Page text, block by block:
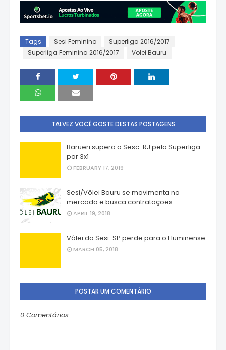
Tags Sesi Feminino
Superliga 2016/2017
Superliga Feminina 2016/2017
Volei Bauru
TALVEZ VOCÊ GOSTE DESTAS POSTAGENS
Barueri supera o Sesc-RJ pela Superliga
por 3x1
FEBRUARY 17, 2019
Sesi/Vôlei Bauru se movimenta no
mercado e busca contratações
APRIL 19, 2018
Vôlei do Sesi-SP perde para o Fluminense
MARCH 05, 2018
POSTAR UM COMENTÁRIO
0 Comentários